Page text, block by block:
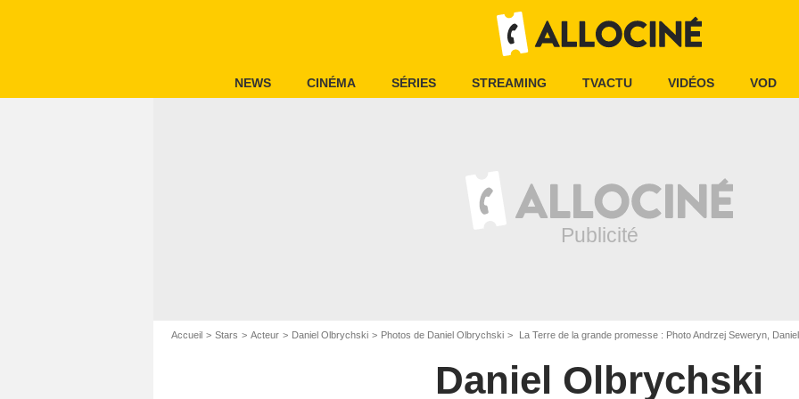
NEWS CINÉMA SÉRIES STREAMING TVACTU VIDÉOS VOD
Accueil Stars Acteur Daniel Olbrychski Photos de Daniel Olbrychski La Terre de la grande promesse : Photo Andrzej Seweryn,
Daniel Olbrychski